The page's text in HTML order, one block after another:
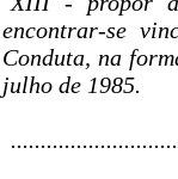
encontrar-se
Conduta, na
julho de 1985.